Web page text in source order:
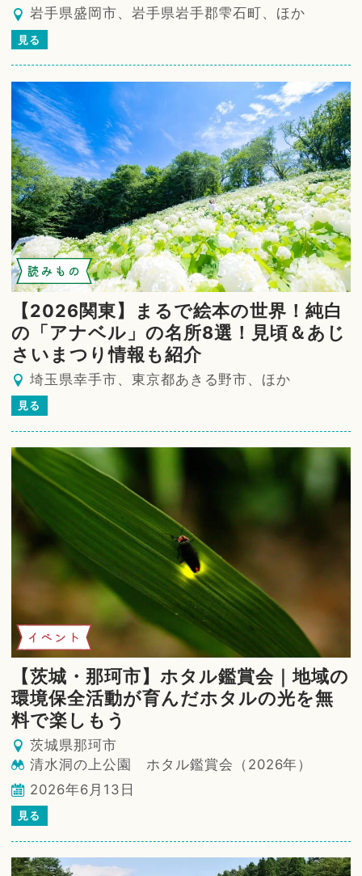
岩手県盛岡市、岩手県岩手郡雫石町、ほか
見る
読みもの
【2026関東】まるで絵本の世界！純白
の「アナベル」の名所8選！見頃＆あじ
さいまつり情報も紹介
埼玉県幸手市、東京都あきる野市、ほか
見る
イベント
【茨城・那珂市】ホタル鑑賞会｜地域の
環境保全活動が育んだホタルの光を無
料で楽しもう
茨城県那珂市
清水洞の上公園 ホタル鑑賞会（2026年）
2026年6月13日
見る